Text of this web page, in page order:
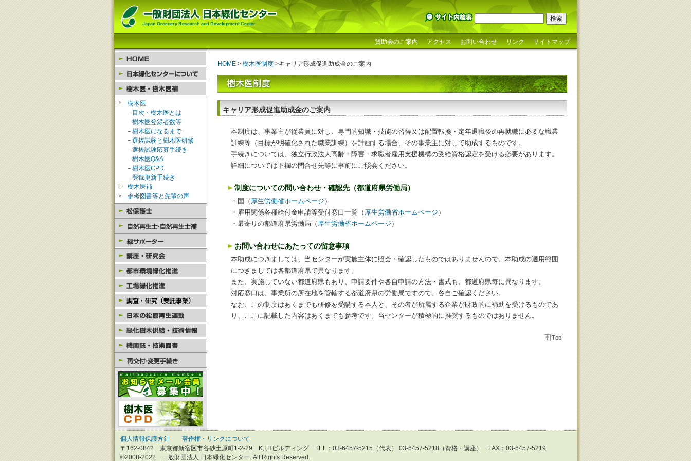
賛助会のご案内 アクセス お問い合わせ リンク サイトマップ
樹木医
－ 目次・樹木医とは
－ 樹木医登録者数等
－ 樹木医になるまで
－ 選抜試験と樹木医研修
－ 選抜試験応募手続き
－ 樹木医Q&A
－ 樹木医CPD
－ 登録更新手続き
樹木医補
参考図書等と先輩の声
HOME > 樹木医制度 >キャリア形成促進助成金のご案内
キャリア形成促進助成金のご案内
本制度は、事業主が従業員に対し、専門的知識・技能の習得又は配置転換・定年退職後の再就職に必要な職業
訓練等（目標が明確化された職業訓練）を計画する場合、その事業主に対して助成するものです。
手続きについては、独立行政法人高齢・障害・求職者雇用支援機構の受給資格認定を受ける必要があります。
詳細については下欄の問合せ先等に事前にご照会ください。
制度についての問い合わせ・確認先（都道府県労働局）
・国（ 厚生労働省ホームページ ）
・雇用関係各種給付金申請等受付窓口一覧（ 厚生労働省ホームページ ）
・最寄りの都道府県労働局（ 厚生労働省ホームページ ）
お問い合わせにあたっての留意事項
本助成につきましては、当センターが実施主体に照会・確認したものではありませんので、本助成の適用範囲
につきましては各都道府県で異なります。
また、実施していない都道府県もあり、申請要件や各自申請の方法・書式も、都道府県毎に異なります。
対応窓口は、事業所の所在地を管轄する都道府県の労働局ですので、各自ご確認ください。
なお、この制度はあくまでも研修を受講する本人と、その者が所属する企業が財政的に補助を受けるものであ
り、ここに記載した内容はあくまでも参考です。当センターが積極的に推奨するものではありません。
個人情報保護方針
著作権・リンクについて
〒162-0842 東京都新宿区市谷砂土原町1-2-29 K,I,Hビルディング TEL：03-6457-5215（代表） 03-6457-5218（資格・講座） FAX：03-6457-5219
©2008-2022 一般財団法人 日本緑化センター. All Rights Reserved.